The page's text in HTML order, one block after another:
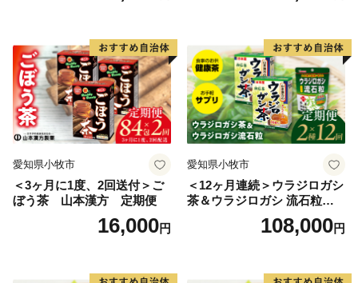
愛知県小牧市
＜3ヶ月に1度、2回送付＞ご
ぼう茶 山本漢方 定期便
16,000円
愛知県小牧市
＜12ヶ月連続＞ウラジロガシ
茶＆ウラジロガシ 流石粒
山本漢方 定期便108,000円